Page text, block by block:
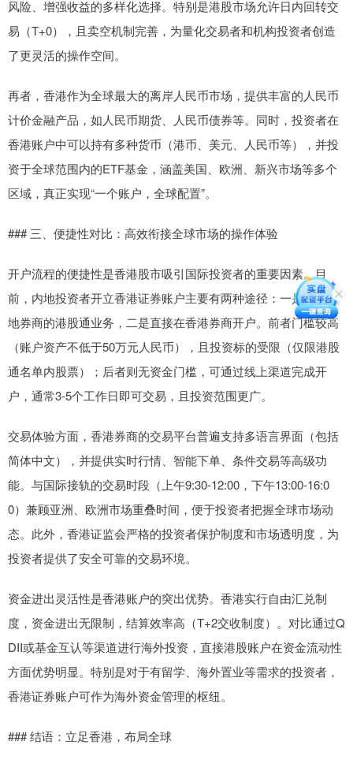
风险、增强收益的多样化选择。特别是港股市场允许日内回转交
易（T+0），且卖空机制完善，为量化交易者和机构投资者创造
了更灵活的操作空间。
再者，香港作为全球最大的离岸人民币市场，提供丰富的人民币
计价金融产品，如人民币期货、人民币债券等。同时，投资者在
香港账户中可以持有多种货币（港币、美元、人民币等），并投
资于全球范围内的ETF基金，涵盖美国、欧洲、新兴市场等多个
区域，真正实现“一个账户，全球配置”。
### 三、便捷性对比：高效衔接全球市场的操作体验
开户流程的便捷性是香港股市吸引国际投资者的重要因素。目
前，内地投资者开立香港证券账户主要有两种途径：一是通过内
地券商的港股通业务，二是直接在香港券商开户。前者门槛较高
（账户资产不低于50万元人民币），且投资标的受限（仅限港股
通名单内股票）；后者则无资金门槛，可通过线上渠道完成开
户，通常3-5个工作日即可交易，且投资范围更广。
交易体验方面，香港券商的交易平台普遍支持多语言界面（包括
简体中文），并提供实时行情、智能下单、条件交易等高级功
能。与国际接轨的交易时段（上午9:30-12:00，下午13:00-16:0
0）兼顾亚洲、欧洲市场重叠时间，便于投资者把握全球市场动
态。此外，香港证监会严格的投资者保护制度和市场透明度，为
投资者提供了安全可靠的交易环境。
资金进出灵活性是香港账户的突出优势。香港实行自由汇兑制
度，资金进出无限制，结算效率高（T+2交收制度）。对比通过Q
DII或基金互认等渠道进行海外投资，直接港股账户在资金流动性
方面优势明显。特别是对于有留学、海外置业等需求的投资者，
香港证券账户可作为海外资金管理的枢纽。
### 结语：立足香港，布局全球